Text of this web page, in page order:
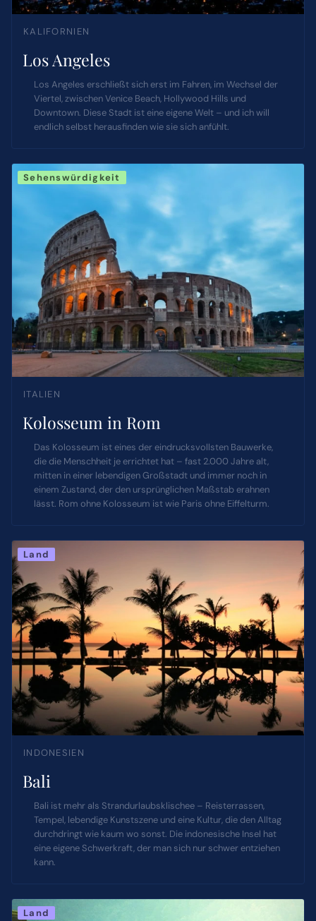
KALIFORNIEN
Los Angeles
Los Angeles erschließt sich erst im Fahren, im Wechsel der
Viertel, zwischen Venice Beach, Hollywood Hills und
Downtown. Diese Stadt ist eine eigene Welt – und ich will
endlich selbst herausfinden wie sie sich anfühlt.
Sehenswürdigkeit
ITALIEN
Kolosseum in Rom
Das Kolosseum ist eines der eindrucksvollsten Bauwerke,
die die Menschheit je errichtet hat – fast 2.000 Jahre alt,
mitten in einer lebendigen Großstadt und immer noch in
einem Zustand, der den ursprünglichen Maßstab erahnen
lässt. Rom ohne Kolosseum ist wie Paris ohne Eiffelturm.
Land
INDONESIEN
Bali
Bali ist mehr als Strandurlaubsklischee – Reisterrassen,
Tempel, lebendige Kunstszene und eine Kultur, die den Alltag
durchdringt wie kaum wo sonst. Die indonesische Insel hat
eine eigene Schwerkraft, der man sich nur schwer entziehen
kann.
Land